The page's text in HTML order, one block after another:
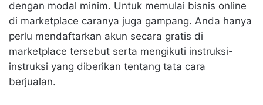
dengan modal minim. Untuk memulai bisnis online
di marketplace caranya juga gampang. Anda hanya
perlu mendaftarkan akun secara gratis di
marketplace tersebut serta mengikuti instruksi-
instruksi yang diberikan tentang tata cara
berjualan.